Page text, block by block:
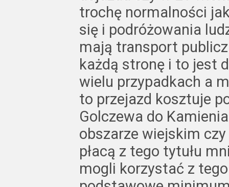
trochę normalności
się i podróżowania
mają transport
każdą stronę i to jest
wielu przypadkach a
to przejazd kosztuje
Golczewa do
obszarze wiejskim
płacą z tego tytułu
mogli korzystać z